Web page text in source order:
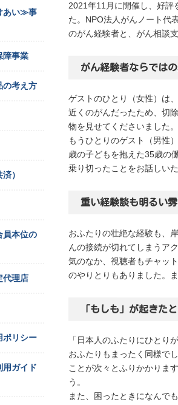
2021年11月に開催し、好評
た。NPO法人がんノート代
のがん経験者と、がん相談
がん経験者ならでは
ゲストのひとり（女性）は
近くのがんだったため、切
物を見せてくださいました。
もうひとりのゲスト（男性
歳の子どもを抱えた35歳の
乗り切ったことをお話しいた
重い経験談も明るい
おふたりの壮絶な経験も、
んの接続が切れてしまうア
気のなか、視聴者もチャッ
のやりとりもありました。
「もしも」が起きた
「日本人のふたりにひとり
おふたりもまったく同様で
ことが次々とふりかかりま
う。
また、困ったときになんで
あい≫事
障事業
の考え方
）
員本位の
理店
ポリシー
用ガイド